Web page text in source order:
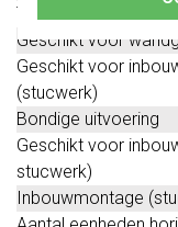
Transparant
Geschikt voor
Geschikt voor
(stucwerk)
Bondige uitvoering
Geschikt voor
stucwerk)
Inbouwmontage